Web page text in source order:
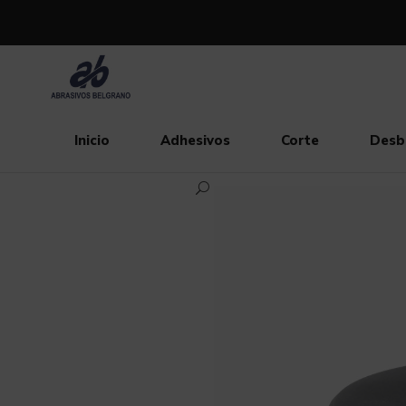
Inicio Adhesivos Corte